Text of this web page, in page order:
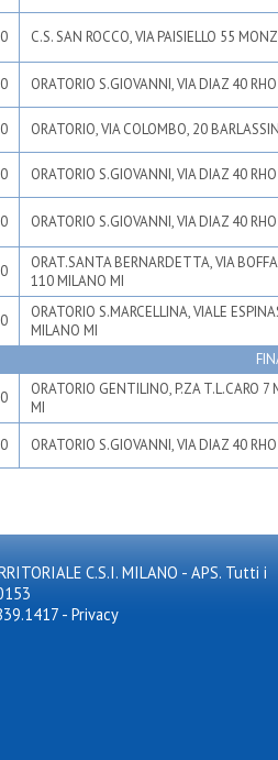
C.S. SAN ROCCO, VIA PAISIELLO 55
ORATORIO S.GIOVANNI, VIA DIAZ 40
ORATORIO, VIA COLOMBO, 20
ORATORIO S.GIOVANNI, VIA DIAZ 40
ORATORIO S.GIOVANNI, VIA DIAZ 40
ORAT.SANTA BERNARDETTA, VIA
110 MILANO MI
ORATORIO S.MARCELLINA, VIALE
MILANO MI
ORATORIO GENTILINO, P.ZA T.L.CARO 7
MI
ORATORIO S.GIOVANNI, VIA DIAZ 40
C.S.I. MILANO - APS. Tutti i
- Privacy